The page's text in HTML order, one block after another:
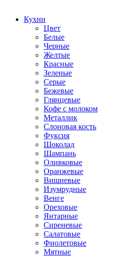
Кухни
Цвет
Белые
Черные
Желтые
Красные
Зеленые
Серые
Бежевые
Глянцевые
Кофе с молоком
Металлик
Слоновая кость
Фуксия
Шоколад
Шампань
Оливковые
Оранжевые
Вишневые
Изумрудные
Венге
Ореховые
Янтарные
Сиреневые
Салатовые
Фиолетовые
Мятные